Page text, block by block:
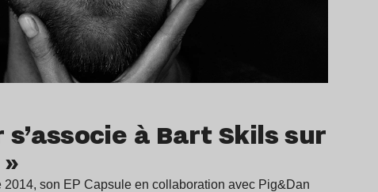
s’associe à Bart Skils sur
2014, son EP Capsule en collaboration avec Pig&Dan